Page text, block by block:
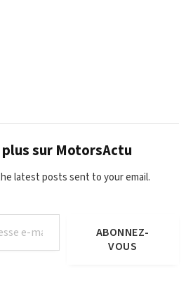
plus sur MotorsActu
latest posts sent to your email.
ABONNEZ-
VOUS